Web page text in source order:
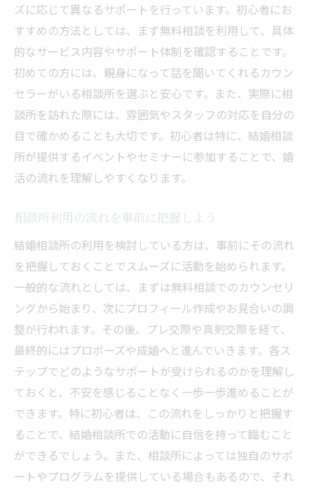
ズに応じて異なるサポートを行っています。初心者にお
すすめの方法としては、まず無料相談を利用して、具体
的なサービス内容やサポート体制を確認することです。
初めての方には、親身になって話を聞いてくれるカウン
セラーがいる相談所を選ぶと安心です。また、実際に相
談所を訪れた際には、雰囲気やスタッフの対応を自分の
目で確かめることも大切です。初心者は特に、結婚相談
所が提供するイベントやセミナーに参加することで、婚
活の流れを理解しやすくなります。
相談所利用の流れを事前に把握しよう
結婚相談所の利用を検討している方は、事前にその流れ
を把握しておくことでスムーズに活動を始められます。
一般的な流れとしては、まずは無料相談でのカウンセリ
ングから始まり、次にプロフィール作成やお見合いの調
整が行われます。その後、プレ交際や真剣交際を経て、
最終的にはプロポーズや成婚へと進んでいきます。各ス
テップでどのようなサポートが受けられるのかを理解し
ておくと、不安を感じることなく一歩一歩進めることが
できます。特に初心者は、この流れをしっかりと把握す
ることで、結婚相談所での活動に自信を持って臨むこと
ができるでしょう。また、相談所によっては独自のサポ
ートやプログラムを提供している場合もあるので、それ